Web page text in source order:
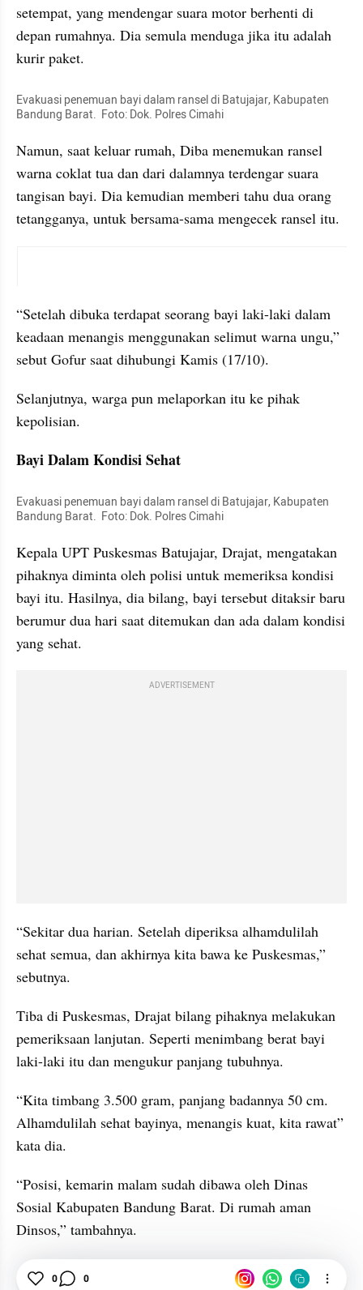
setempat, yang mendengar suara motor berhenti di
depan rumahnya. Dia semula menduga jika itu adalah
kurir paket.
Evakuasi penemuan bayi dalam ransel di Batujajar, Kabupaten
Bandung Barat.  Foto: Dok. Polres Cimahi
Namun, saat keluar rumah, Diba menemukan ransel
warna coklat tua dan dari dalamnya terdengar suara
tangisan bayi. Dia kemudian memberi tahu dua orang
tetangganya, untuk bersama-sama mengecek ransel itu.
“Setelah dibuka terdapat seorang bayi laki-laki dalam
keadaan menangis menggunakan selimut warna ungu,”
sebut Gofur saat dihubungi Kamis (17/10).
Selanjutnya, warga pun melaporkan itu ke pihak
kepolisian.
Bayi Dalam Kondisi Sehat
Evakuasi penemuan bayi dalam ransel di Batujajar, Kabupaten
Bandung Barat.  Foto: Dok. Polres Cimahi
Kepala UPT Puskesmas Batujajar, Drajat, mengatakan
pihaknya diminta oleh polisi untuk memeriksa kondisi
bayi itu. Hasilnya, dia bilang, bayi tersebut ditaksir baru
berumur dua hari saat ditemukan dan ada dalam kondisi
yang sehat.
ADVERTISEMENT
“Sekitar dua harian. Setelah diperiksa alhamdulilah
sehat semua, dan akhirnya kita bawa ke Puskesmas,”
sebutnya.
Tiba di Puskesmas, Drajat bilang pihaknya melakukan
pemeriksaan lanjutan. Seperti menimbang berat bayi
laki-laki itu dan mengukur panjang tubuhnya.
“Kita timbang 3.500 gram, panjang badannya 50 cm.
Alhamdulilah sehat bayinya, menangis kuat, kita rawat”
kata dia.
“Posisi, kemarin malam sudah dibawa oleh Dinas
Sosial Kabupaten Bandung Barat. Di rumah aman
Dinsos,” tambahnya.
Bayi Penemuan Bayi News
0 0